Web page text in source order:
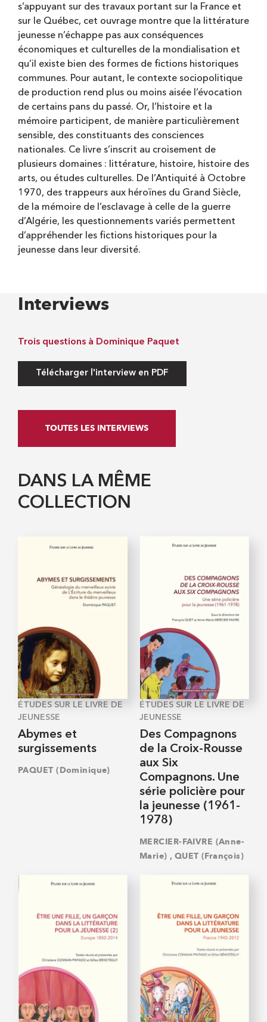
s’appuyant sur des travaux portant sur la France et
sur le Québec, cet ouvrage montre que la littérature
jeunesse n’échappe pas aux conséquences
économiques et culturelles de la mondialisation et
qu’il existe bien des formes de fictions historiques
communes. Pour autant, le contexte sociopolitique
de production rend plus ou moins aisée l’évocation
de certains pans du passé. Or, l’histoire et la
mémoire participent, de manière particulièrement
sensible, des constituants des consciences
nationales. Ce livre s’inscrit au croisement de
plusieurs domaines : littérature, histoire, histoire des
arts, ou études culturelles. De l’Antiquité à Octobre
1970, des trappeurs aux héroïnes du Grand Siècle,
de la mémoire de l’esclavage à celle de la guerre
d’Algérie, les questionnements variés permettent
d’appréhender les fictions historiques pour la
jeunesse dans leur diversité.
Interviews
Trois questions à Dominique Paquet
Télécharger l'interview en PDF
TOUTES LES INTERVIEWS
DANS LA MÊME
COLLECTION
ÉTUDES SUR LE LIVRE DE
JEUNESSE
Abymes et
surgissements
PAQUET (Dominique)
ÉTUDES SUR LE LIVRE DE
JEUNESSE
Des Compagnons
de la Croix-Rousse
aux Six
Compagnons. Une
série policière pour
la jeunesse (1961-
1978)
MERCIER-FAIVRE (Anne-
Marie) , QUET (François)